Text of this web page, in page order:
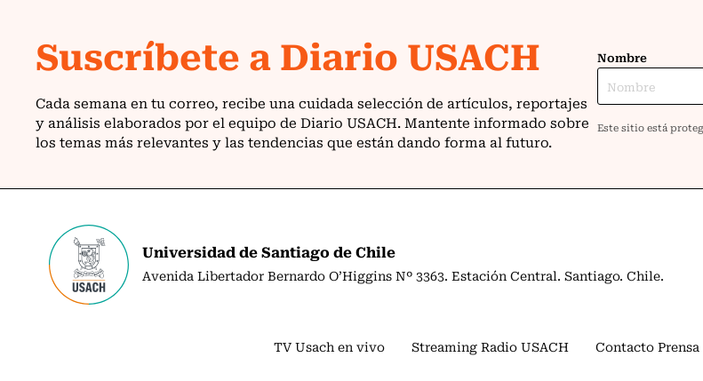
Universidad de Santiago de Chile
Avenida Libertador Bernardo O’Higgins Nº 3363. Estación Central. Santiago. Chile.
TV Usach en vivo Streaming Radio USACH Contacto Prensa